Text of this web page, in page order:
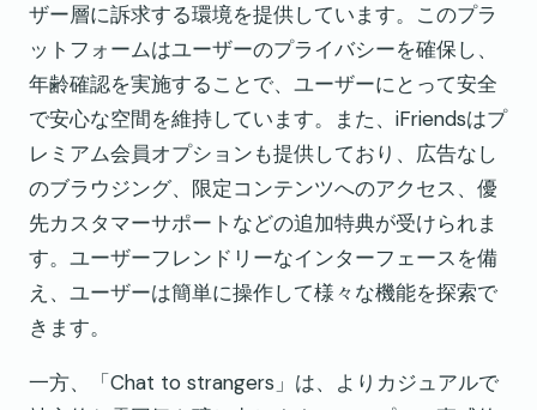
ザー層に訴求する環境を提供しています。このプラ
ットフォームはユーザーのプライバシーを確保し、
年齢確認を実施することで、ユーザーにとって安全
で安心な空間を維持しています。また、iFriendsはプ
レミアム会員オプションも提供しており、広告なし
のブラウジング、限定コンテンツへのアクセス、優
先カスタマーサポートなどの追加特典が受けられま
す。ユーザーフレンドリーなインターフェースを備
え、ユーザーは簡単に操作して様々な機能を探索で
きます。
一方、「Chat to strangers」は、よりカジュアルで